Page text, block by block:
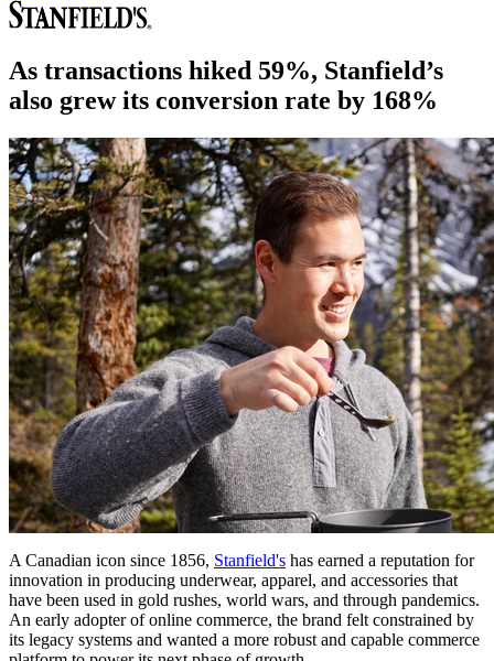
As transactions hiked 59%, Stanfield’s
also grew its conversion rate by 168%
A Canadian icon since 1856, Stanfield's has earned a reputation for
innovation in producing underwear, apparel, and accessories that
have been used in gold rushes, world wars, and through pandemics.
An early adopter of online commerce, the brand felt constrained by
its legacy systems and wanted a more robust and capable commerce